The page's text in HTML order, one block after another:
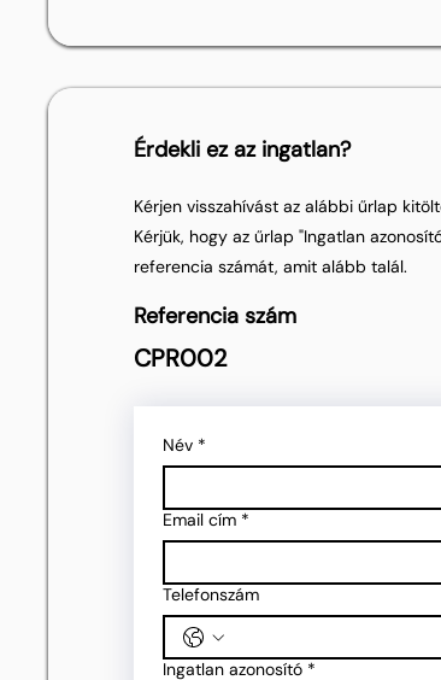
Érdekli ez az ingatlan?
Kérjen visszahívást az alábbi űrlap
Kérjük, hogy az űrlap "Ingatlan
referencia számát, amit alább talál.
Referencia szám
CPR002
Név *
Email cím *
Telefonszám
Ingatlan azonosító *